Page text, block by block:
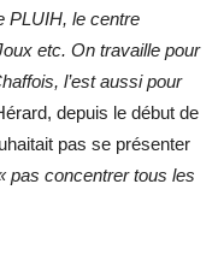
PLUIH, le centre
etc. On travaille pour
l’est aussi pour
depuis le début de
pas se présenter
pas concentrer tous les